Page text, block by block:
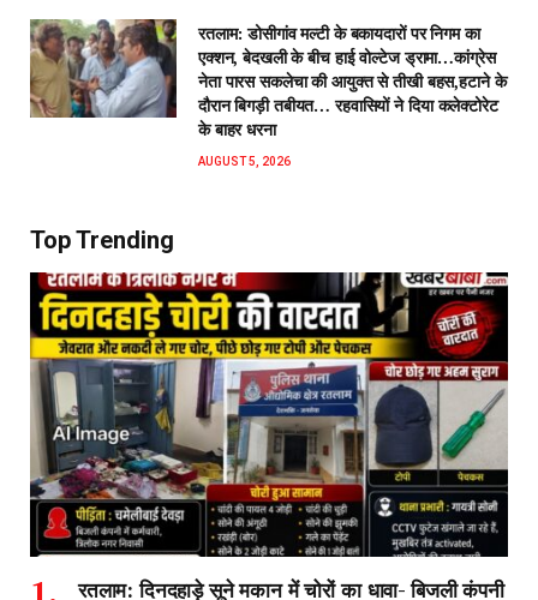
रतलाम: डोसीगांव मल्टी के बकायदारों पर निगम का
एक्शन, बेदखली के बीच हाई वोल्टेज ड्रामा…कांग्रेस
नेता पारस सकलेचा की आयुक्त से तीखी बहस,हटाने के
दौरान बिगड़ी तबीयत… रहवासियों ने दिया कलेक्टोरेट
के बाहर धरना
AUGUST 5, 2026
Top Trending
रतलाम: दिनदहाड़े सूने मकान में चोरों का धावा- बिजली कंपनी